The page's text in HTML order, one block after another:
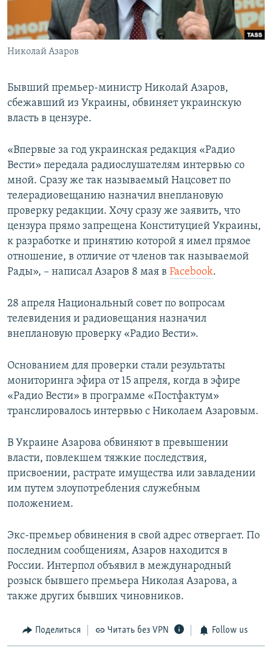
ПОБЕДИТЕЛЕЙ НЕ СУДЯТ?
КРЫМ.НЕПОКОРЕННЫЙ
ELIFBE
ПРИСОЕДИНЯЙТЕСЬ!
Все сайты RFE/RL
Николай Азаров
Бывший премьер-министр Николай Азаров,
сбежавший из Украины, обвиняет украинскую
власть в цензуре.
«Впервые за год украинская редакция «Радио
Вести» передала радиослушателям интервью со
мной. Сразу же так называемый Нацсовет по
телерадиовещанию назначил внеплановую
проверку редакции. Хочу сразу же заявить, что
цензура прямо запрещена Конституцией Украины,
к разработке и принятию которой я имел прямое
отношение, в отличие от членов так называемой
Рады», – написал Азаров 8 мая в Facebook.
28 апреля Национальный совет по вопросам
телевидения и радиовещания назначил
внеплановую проверку «Радио Вести».
Основанием для проверки стали результаты
мониторинга эфира от 15 апреля, когда в эфире
«Радио Вести» в программе «Постфактум»
транслировалось интервью с Николаем Азаровым.
В Украине Азарова обвиняют в превышении
власти, повлекшем тяжкие последствия,
присвоении, растрате имущества или завладении
им путем злоупотребления служебным
положением.
Экс-премьер обвинения в свой адрес отвергает. По
последним сообщениям, Азаров находится в
России. Интерпол объявил в международный
розыск бывшего премьера Николая Азарова, а
также других бывших чиновников.
Поделиться Читать без VPN Follow us